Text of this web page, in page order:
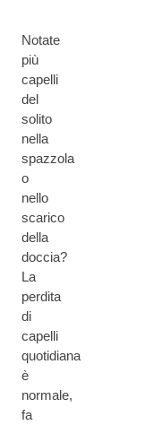
Notate
più
capelli
del
solito
nella
spazzola
o
nello
scarico
della
doccia?
La
perdita
di
capelli
quotidiana
è
normale,
fa